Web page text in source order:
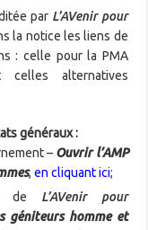
par L’AVenir pour
la notice les liens de
: celle pour la PMA
celles alternatives
généraux :
– Ouvrir l’AMP
,en cliquant ici;
de L’AVenir pour
géniteurs homme et